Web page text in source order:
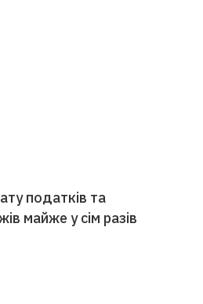
податків та
майже у сім разів